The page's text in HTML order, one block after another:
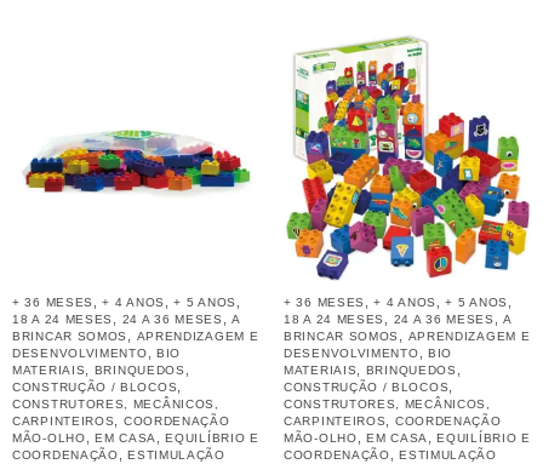
+ 36 MESES ,+ 4 ANOS ,+ 5 ANOS
18 A 24 MESES 24 A 36 MESES ,A
BRINCAR SOMOS
APRENDIZAGEM E
DESENVOLVIMENTO
BIO
MATERIAIS
BRINQUEDOS
CONSTRUÇÃO / BLOCOS
CONSTRUTORES, MECÂNICOS,
CARPINTEIROS
COORDENAÇÃO
MÃO-OLHO
,EM CASA ,EQUILÍBRIO E
COORDENAÇÃO
,ESTIMULAÇÃO
+ 36 MESES ,+ 4 ANOS ,+ 5 ANOS
18 A 24 MESES 24 A 36 MESES ,A
BRINCAR SOMOS
APRENDIZAGEM E
DESENVOLVIMENTO
BIO
MATERIAIS
BRINQUEDOS
CONSTRUÇÃO / BLOCOS
CONSTRUTORES, MECÂNICOS,
CARPINTEIROS
COORDENAÇÃO
MÃO-OLHO
,EM CASA ,EQUILÍBRIO E
COORDENAÇÃO
,ESTIMULAÇÃO